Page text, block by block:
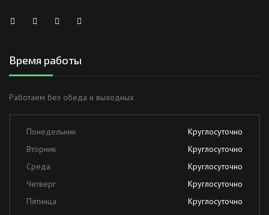
Время работы
Работаем без обеда и выходных
Понедельник
Круглосуточно
Вторник
Круглосуточно
Среда
Круглосуточно
Четверг
Круглосуточно
Пятница
Круглосуточно